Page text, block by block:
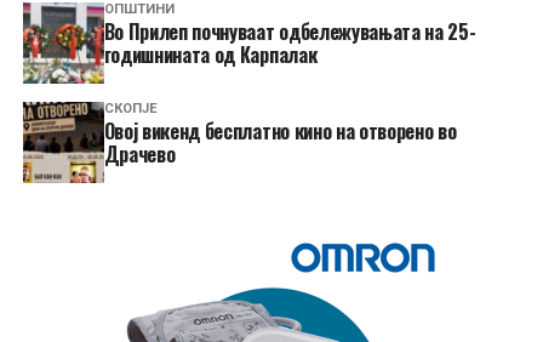
ОПШТИНИ
Во Прилеп почнуваат одбележувањата на 25-
годишнината од Карпалак
СКОПЈЕ
​Овој викенд бесплатно кино на отворено во
Драчево